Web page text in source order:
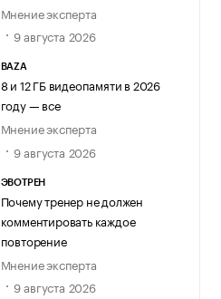
Мнение эксперта
9 августа 2026
BAZA
8 и 12 ГБ видеопамяти в 2026
году — все
Мнение эксперта
9 августа 2026
ЭВОТРЕН
Почему тренер не должен
комментировать каждое
повторение
Мнение эксперта
9 августа 2026